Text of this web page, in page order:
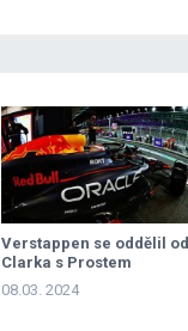
Verstappen se oddělil od
Clarka s Prostem
08.03. 2024